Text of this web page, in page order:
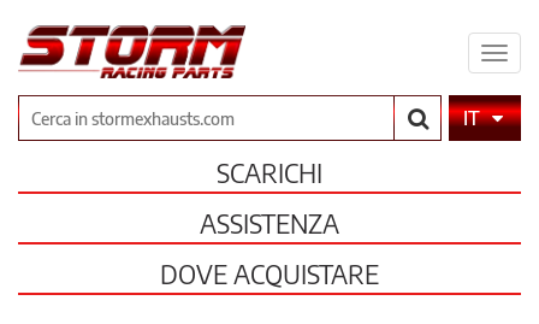
il
CercaIT
SCARICHI
ASSISTENZA
DOVE ACQUISTARE